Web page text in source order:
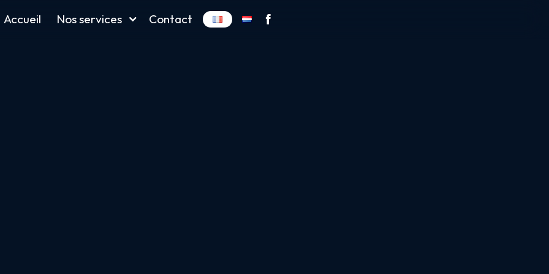
Accueil Nos services Contact